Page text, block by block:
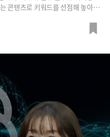
콘텐츠로 키워드를 선점해 놓아야
떻게 해야 할까요? 그 해답은 소
아니라 소비자의 검색 경로를 정확
하는 데도 큰 도움이 될 수 있습니
마케팅 방식을 혁신해 남들보다
죠. AI검색 시대의 선결조건인 '소
센트코리아 대표가 설명해 드립